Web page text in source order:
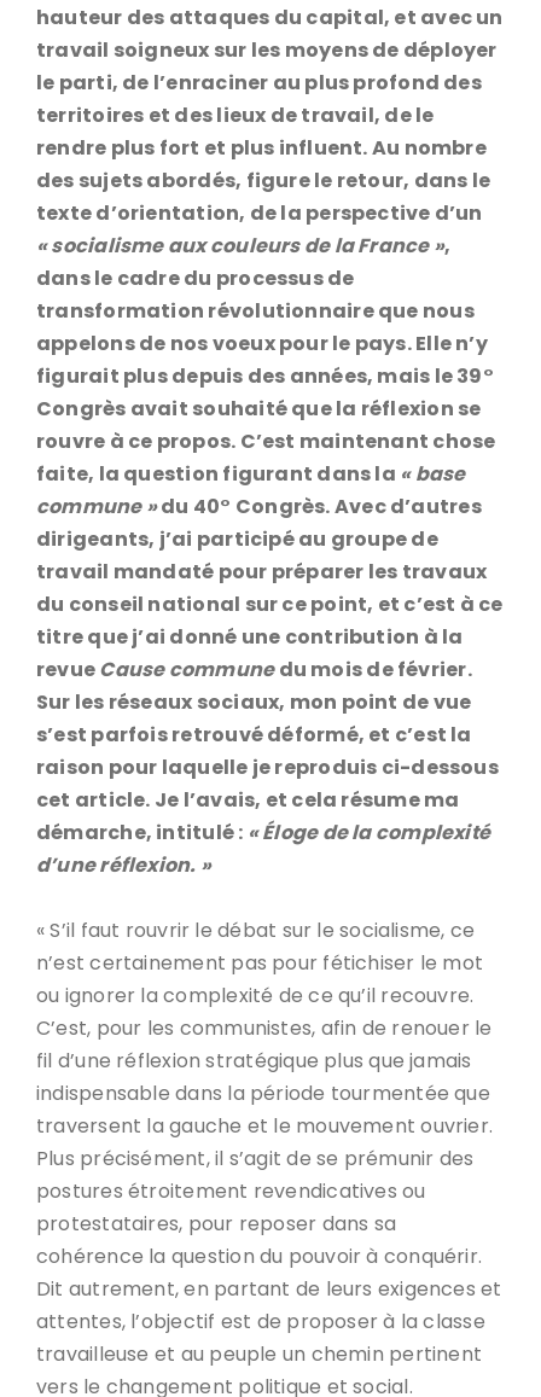
hauteur des attaques du capital, et avec un
travail soigneux sur les moyens de déployer
le parti, de l’enraciner au plus profond des
territoires et des lieux de travail, de le
rendre plus fort et plus influent. Au nombre
des sujets abordés, figure le retour, dans le
texte d’orientation, de la perspective d’un
« socialisme aux couleurs de la France »,
dans le cadre du processus de
transformation révolutionnaire que nous
appelons de nos voeux pour le pays. Elle n’y
figurait plus depuis des années, mais le 39°
Congrès avait souhaité que la réflexion se
rouvre à ce propos. C’est maintenant chose
faite, la question figurant dans la « base
commune »du 40° Congrès. Avec d’autres
dirigeants, j’ai participé au groupe de
travail mandaté pour préparer les travaux
du conseil national sur ce point, et c’est à ce
titre que j’ai donné une contribution à la
revueCause communedu mois de février.
Sur les réseaux sociaux, mon point de vue
s’est parfois retrouvé déformé, et c’est la
raison pour laquelle je reproduis ci-dessous
cet article. Je l’avais, et cela résume ma
démarche, intitulé : « Éloge de la complexité
d’une réflexion. »
« S’il faut rouvrir le débat sur le socialisme, ce
n’est certainement pas pour fétichiser le mot
ou ignorer la complexité de ce qu’il recouvre.
C’est, pour les communistes, afin de renouer le
fil d’une réflexion stratégique plus que jamais
indispensable dans la période tourmentée que
traversent la gauche et le mouvement ouvrier.
Plus précisément, il s’agit de se prémunir des
postures étroitement revendicatives ou
protestataires, pour reposer dans sa
cohérence la question du pouvoir à conquérir.
Dit autrement, en partant de leurs exigences et
attentes, l’objectif est de proposer à la classe
travailleuse et au peuple un chemin pertinent
vers le changement politique et social.